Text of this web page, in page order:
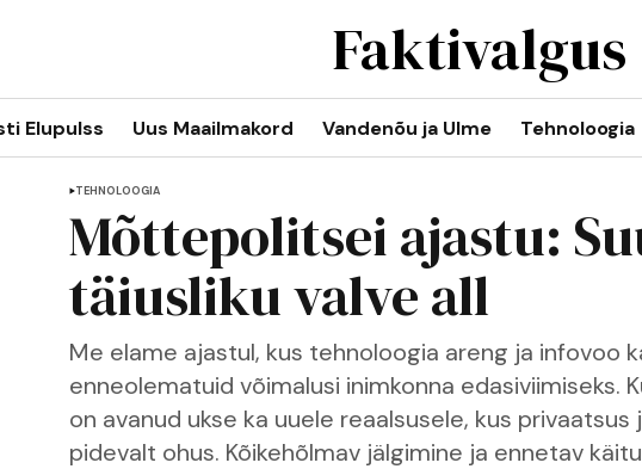
Faktivalgus
Elupulss Uus Maailmakord Vandenõu ja Ulme Tehnoloogia
TEHNOLOOGIA
Mõttepolitsei ajastu:
täiusliku valve all
Me elame ajastul, kus tehnoloogia areng ja infovoo
enneolematuid võimalusi inimkonna edasiviimiseks.
on avanud ukse ka uuele reaalsusele, kus privaatsus
pidevalt ohus. Kõikehõlmav jälgimine ja ennetav